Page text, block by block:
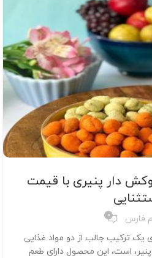
دار پنیری با قیمت
فارس 0
یک ترکیب جالب از دو مواد غذایی
پنیر، است، این محصول دارای طعم